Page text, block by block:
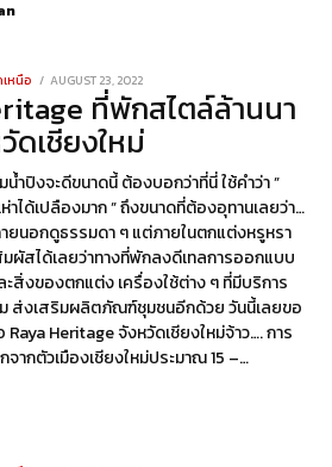
หนือ
POSTED
AUGUST 23, 2022
2022
ที่พักสไตล์ล้านนา
ดเชียงใหม่
ำปิงจะดีขนาดนี้ ต้องบอกว่าที่นี่ ใช้คำว่า ”
าได้เปลืองมาก ” ถึงขนาดที่ต้องอุทานเลยว่า…
ายนอกดูธรรมดา ๆ แต่ภายในตกแต่งหรูหรา
มผัสได้เลยว่าทางที่พักลงดีเทลการออกแบบ
ะสิ่งของตกแต่ง เครื่องใช้ต่าง ๆ ที่มีบริการ
ม ส่งเสริมผลิตภัณฑ์ชุมชนอีกด้วย วันนี้เลยขอ
Heritage จังหวัดเชียงใหม่จ้าว…. การ
ากตัวเมืองเชียงใหม่ประมาณ 15 –…